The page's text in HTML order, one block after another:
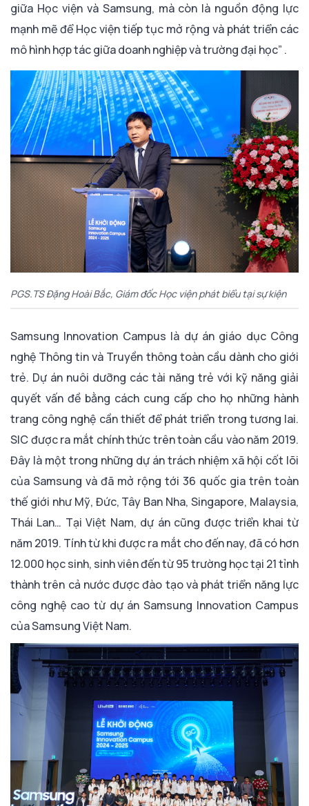
giữa Học viện và Samsung, mà còn là nguồn động lực
mạnh mẽ để Học viện tiếp tục mở rộng và phát triển các
mô hình hợp tác giữa doanh nghiệp và trường đại học” .
PGS.TS Đặng Hoài Bắc, Giám đốc Học viện phát biểu tại sự kiện
Samsung Innovation Campus là dự án giáo dục Công
nghệ Thông tin và Truyền thông toàn cầu dành cho giới
trẻ. Dự án nuôi dưỡng các tài năng trẻ với kỹ năng giải
quyết vấn đề bằng cách cung cấp cho họ những hành
trang công nghệ cần thiết để phát triển trong tương lai.
SIC được ra mắt chính thức trên toàn cầu vào năm 2019.
Đây là một trong những dự án trách nhiệm xã hội cốt lõi
của Samsung và đã mở rộng tới 36 quốc gia trên toàn
thế giới như Mỹ, Đức, Tây Ban Nha, Singapore, Malaysia,
Thái Lan… Tại Việt Nam, dự án cũng được triển khai từ
năm 2019. Tính từ khi được ra mắt cho đến nay, đã có hơn
12.000 học sinh, sinh viên đến từ 95 trường học tại 21 tỉnh
thành trên cả nước được đào tạo và phát triển năng lực
công nghệ cao từ dự án Samsung Innovation Campus
của Samsung Việt Nam.